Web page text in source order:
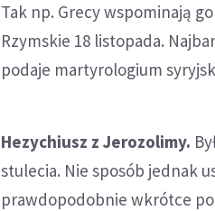
Tak np. Grecy wspominają
Rzymskie 18 listopada.
podaje martyrologium
Hezychiusz z Jerozolimy.
stulecia. Nie sposób jednak
prawdopodobnie wkrótce po